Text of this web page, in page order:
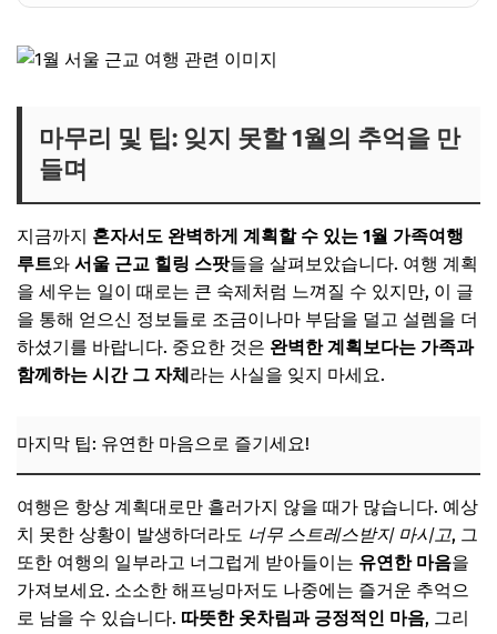
마무리 및 팁: 잊지 못할 1월의 추억을 만
들며
지금까지 혼자서도 완벽하게 계획할 수 있는 1월 가족여행
루트와 서울 근교 힐링 스팟들을 살펴보았습니다. 여행 계획
을 세우는 일이 때로는 큰 숙제처럼 느껴질 수 있지만, 이 글
을 통해 얻으신 정보들로 조금이나마 부담을 덜고 설렘을 더
하셨기를 바랍니다. 중요한 것은 완벽한 계획보다는 가족과
함께하는 시간 그 자체 라는 사실을 잊지 마세요.
마지막 팁: 유연한 마음으로 즐기세요!
여행은 항상 계획대로만 흘러가지 않을 때가 많습니다. 예상
치 못한 상황이 발생하더라도 너무 스트레스받지 마시고, 그
또한 여행의 일부라고 너그럽게 받아들이는 유연한 마음을
가져보세요. 소소한 해프닝마저도 나중에는 즐거운 추억으
로 남을 수 있습니다. 따뜻한 옷차림과 긍정적인 마음, 그리